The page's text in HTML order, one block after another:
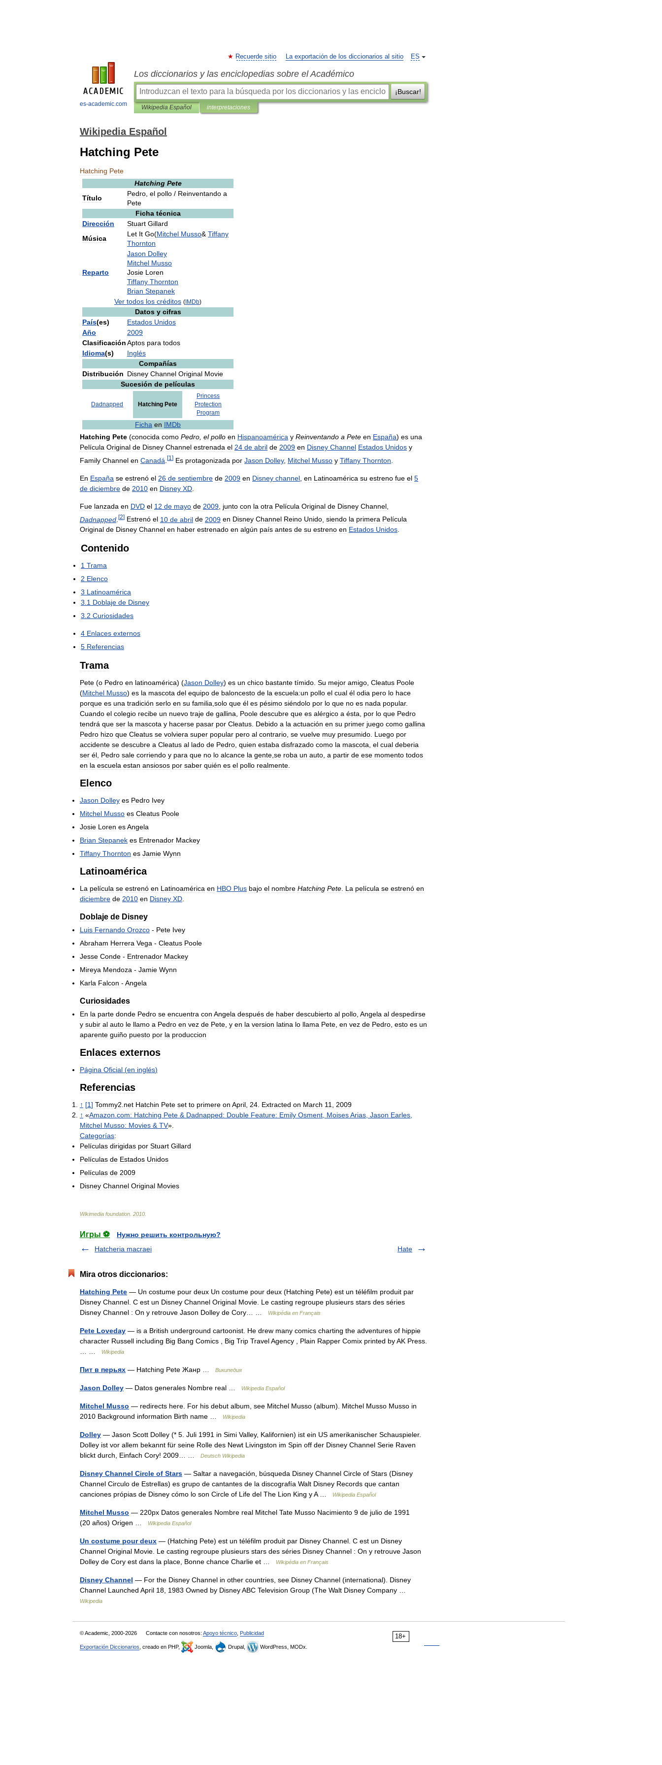
es-academic.com
ES
Recuerde sitio La exportación de los diccionarios al sitio
Los diccionarios y las enciclopedias sobre el Académico
¡Buscar!
Wikipedia Español interpretaciones
Wikipedia Español
Hatching Pete
Hatching Pete
Hatching Pete
Título
Pedro el pollo / Reinventando a
Pete
Ficha técnica
Dirección
Stuart Gillard
Música
Let It Go(Mitchel Musso& Tiffany
Thornton
Reparto
Jason Dolley
Mitchel Musso
Josie Loren
Tiffany Thornton
Brian Stepanek
Ver todos los créditos (IMDb)
Datos y cifras
País(es) Estados Unidos
Año
2009
ClasificaciónAptos para todos
Idioma(s)
Inglés
Compañías
Distribución Disney Channel Original Movie
Sucesión de películas
Dadnapped Hatching Pete
Princess
Protection
Program
Ficha en IMDb
Hatching Pete (conocida como Pedro el pollo en Hispanoamérica y Reinventando a Pete en España) es una
Película Original de Disney Channel estrenada el 24 de abril de 2009 en Disney Channel Estados Unidos y
Family Channel en Canadá [1 ] Es protagonizada por Jason Dolley, Mitchel Musso y Tiffany Thornton
En España se estrenó el 26 de septiembre de 2009 en Disney channel en Latinoamérica su estreno fue el 5
de diciembre de 2010 en Disney XD
Fue lanzada en DVD el 12 de mayo de 2009 junto con la otra Película Original de Disney Channel
Dadnapped [2] Estrenó el 10 de abril de 2009 en Disney Channel Reino Unido siendo la primera Película
Original de Disney Channel en haber estrenado en algún país antes de su estreno en Estados Unidos.
Contenido
1 Trama
2 Elenco
3 Latinoamérica
3.1 Doblaje de Disney
3.2 Curiosidades
4 Enlaces externos
5 Referencias
Trama
Pete (o Pedro en latinoamérica) (Jason Dolley) es un chico bastante tímido. Su mejor amigo, Cleatus Poole
(Mitchel Musso) es la mascota del equipo de baloncesto de la escuela:un pollo el cual él odia pero lo hace
porque es una tradición serlo en su familia,solo que él es pésimo siéndolo por lo que no es nada popular.
Cuando el colegio recibe un nuevo traje de gallina, Poole descubre que es alérgico a ésta, por lo que Pedro
tendrá que ser la mascota y hacerse pasar por Cleatus. Debido a la actuación en su primer juego como gallina
Pedro hizo que Cleatus se volviera super popular pero al contrario, se vuelve muy presumido. Luego por
accidente se descubre a Cleatus al lado de Pedro, quien estaba disfrazado como la mascota, el cual deberia
ser él, Pedro sale corriendo y para que no lo alcance la gente,se roba un auto, a partir de ese momento todos
en la escuela estan ansiosos por saber quién es el pollo realmente.
Elenco
Jason Dolley es Pedro Ivey
Mitchel Musso es Cleatus Poole
Josie Loren esAngela
Brian Stepanek es Entrenador Mackey
Tiffany Thornton es Jamie Wynn
Latinoamérica
La película se estrenó en Latinoamérica en HBO Plus bajo el nombre Hatching Pete. La película se estrenó en
diciembre de 2010 en Disney XD.
Doblaje de Disney
Luis Fernando Orozco - Pete Ivey
Abraham Herrera Vega - Cleatus Poole
Jesse Conde - Entrenador Mackey
Mireya Mendoza - Jamie Wynn
Karla Falcon - Angela
Curiosidades
En la parte donde Pedro se encuentra con Angela después de haber descubierto al pollo, Angela al despedirse
y subir al auto le llamo a Pedro en vez de Pete, y en la version latina lo llama Pete, en vez de Pedro, esto es un
aparente guiño puesto por la produccion
Enlaces externos
Página Oficial (en inglés)
Referencias
↑ [1] Tommy2.net Hatchin Pete set to primere on April, 24. Extracted on March 11, 2009
↑ «Amazon.com: Hatching Pete & Dadnapped: Double Feature: Emily Osment, MoisesArias, Jason Earles,
Mitchel Musso: Movies &TV».
Categorías:
Películas dirigidas por Stuart Gillard
Películas de Estados Unidos
Películas de 2009
Disney Channel Original Movies
Wikimedia foundation 2010
Игры ⚽
Нужно решить контрольную?
Hatcheria macraei
Hate
Mira otros diccionarios:
Hatching Pete — Un costume pour deux Un costume pour deux (Hatching Pete) est un téléfilm produit par
Disney Channel. C est un Disney Channel Original Movie. Le casting regroupe plusieurs stars des séries
Disney Channel : On y retrouve Jason Dolley de Cory… …
Wikipédia en Français
Pete Loveday — is a British underground cartoonist. He drew many comics charting the adventures of hippie
character Russell including Big Bang Comics , Big Trip Travel Agency , Plain Rapper Comix printed by AK Press.
… …
Wikipedia
Пит в перьях — Hatching Pete Жанр … Википедия
Jason Dolley — Datos generales Nombre real … Wikipedia Español
Mitchel Musso — redirects here. For his debut album, see Mitchel Musso (album). Mitchel Musso Musso in
2010 Background information Birth name …
Wikipedia
Dolley — Jason Scott Dolley (* 5. Juli 1991 in Simi Valley, Kalifornien) ist ein US amerikanischer Schauspieler.
Dolley ist vor allem bekannt für seine Rolle des Newt Livingston im Spin off der Disney Channel Serie Raven
blickt durch, Einfach Cory! 2009… …
Deutsch Wikipedia
Disney Channel Circle of Stars — Saltar a navegación, búsqueda Disney Channel Circle of Stars (Disney
Channel Circulo de Estrellas) es grupo de cantantes de la discografía Walt Disney Records que cantan
canciones própias de Disney cómo lo son Circle of Life del The Lion King y A …
Wikipedia Español
Mitchel Musso — 220px Datos generales Nombre real Mitchel Tate Musso Nacimiento 9 de julio de 1991
(20 años) Origen …
Wikipedia Español
Un costume pour deux — (Hatching Pete) est un téléfilm produit par Disney Channel. C est un Disney
Channel Original Movie. Le casting regroupe plusieurs stars des séries Disney Channel : On y retrouve Jason
Dolley de Cory est dans la place, Bonne chance Charlie et …
Wikipédia en Français
Disney Channel — For the Disney Channel in other countries, see Disney Channel (international). Disney
Channel Launched April 18, 1983 Owned by Disney ABC Television Group (The Walt Disney Company …
Wikipedia
18+
© Academic, 2000-2026 Contacte con nosotros: Apoyo técnico Publicidad
Exportación Diccionarios , creado en PHP, Joomla, Drupal, WordPress, MODx.